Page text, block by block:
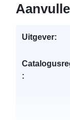
Uitgever:
: